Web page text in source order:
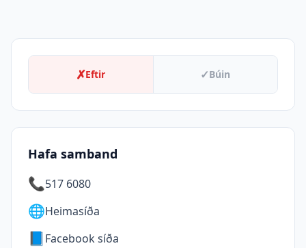
✗Eftir ✓Búin
Hafa samband
📞517 6080
🌐Heimasíða
📘Facebook síða